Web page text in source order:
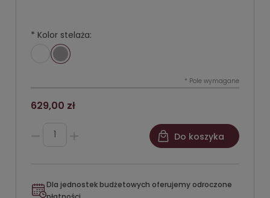
* Kolor stelaża:
* Pole wymagane
629,00 zł
Do koszyka
Dla jednostek budżetowych oferujemy odroczone